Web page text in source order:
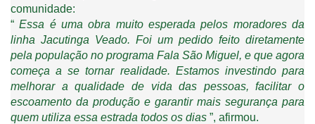
comunidade:
“Essa é uma obra muito esperada pelos moradores da
linha Jacutinga Veado. Foi um pedido feito diretamente
pela população no programa Fala São Miguel, e que agora
começa a se tornar realidade. Estamos investindo para
melhorar a qualidade de vida das pessoas, facilitar o
escoamento da produção e garantir mais segurança para
quem utiliza essa estrada todos os dias ”, afirmou.